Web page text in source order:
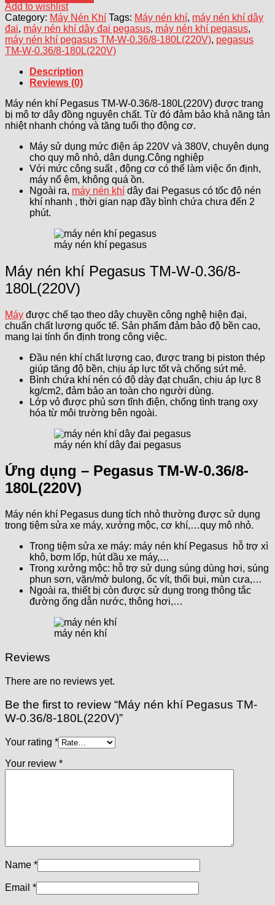
Add to wishlist
Category: Máy Nén Khí Tags: Máy nén khí, máy nén khí dây
đai, máy nén khí dây đai pegasus, máy nén khí pegasus,
máy nén khí pegasus TM-W-0.36/8-180L(220V), pegasus
TM-W-0.36/8-180L(220V)
Description
Reviews (0)
Máy nén khí Pegasus TM-W-0.36/8-180L(220V) được trang
bị mô tơ dây đồng nguyên chất. Từ đó đảm bảo khả năng tản
nhiệt nhanh chóng và tăng tuổi thọ động cơ.
Máy sử dụng mức điện áp 220V và 380V, chuyên dụng
cho quy mô nhỏ, dân dụng.Công nghiệp
Với mức công suất , động cơ có thể làm việc ổn định,
máy nổ êm, không quá ồn.
Ngoài ra, máy nén khí dây đai Pegasus có tốc độ nén
khí nhanh , thời gian nạp đầy bình chứa chưa đến 2
phút.
máy nén khí pegasus
Máy nén khí Pegasus TM-W-0.36/8-
180L(220V)
Máy được chế tạo theo dây chuyền công nghệ hiện đại,
chuẩn chất lượng quốc tế. Sản phẩm đảm bảo độ bền cao,
mang lại tính ổn định trong công việc.
Đầu nén khí chất lượng cao, được trang bị piston thép
giúp tăng độ bền, chịu áp lực tốt và chống sứt mẻ.
Bình chứa khí nén có độ dày đạt chuẩn, chịu áp lực 8
kg/cm2, đảm bảo an toàn cho người dùng.
Lớp vỏ được phủ sơn tĩnh điện, chống tình trạng oxy
hóa từ môi trường bên ngoài.
máy nén khí dây đai pegasus
Ứng dụng – Pegasus TM-W-0.36/8-
180L(220V)
Máy nén khí Pegasus dung tích nhỏ thường được sử dụng
trong tiệm sửa xe máy, xưởng mộc, cơ khí,…quy mô nhỏ.
Trong tiệm sửa xe máy: máy nén khí Pegasus hỗ trợ xì
khô, bơm lốp, hút dầu xe máy,…
Trong xưởng mộc: hỗ trợ sử dụng súng dùng hơi, súng
phun sơn, vặn/mở bulong, ốc vít, thổi bụi, mùn cưa,…
Ngoài ra, thiết bị còn được sử dụng trong thông tắc
đường ống dẫn nước, thông hơi,…
máy nén khí
Reviews
There are no reviews yet.
Be the first to review “Máy nén khí Pegasus TM-
W-0.36/8-180L(220V)”
Your rating *
Your review *
Name *
Email *